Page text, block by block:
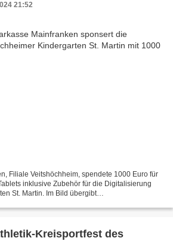
21:52
Filiale Veitshöchheim, spendete 1000 Euro für
inklusive Zubehör für die Digitalisierung
St. Martin. Im Bild übergibt
Kreisportfest des